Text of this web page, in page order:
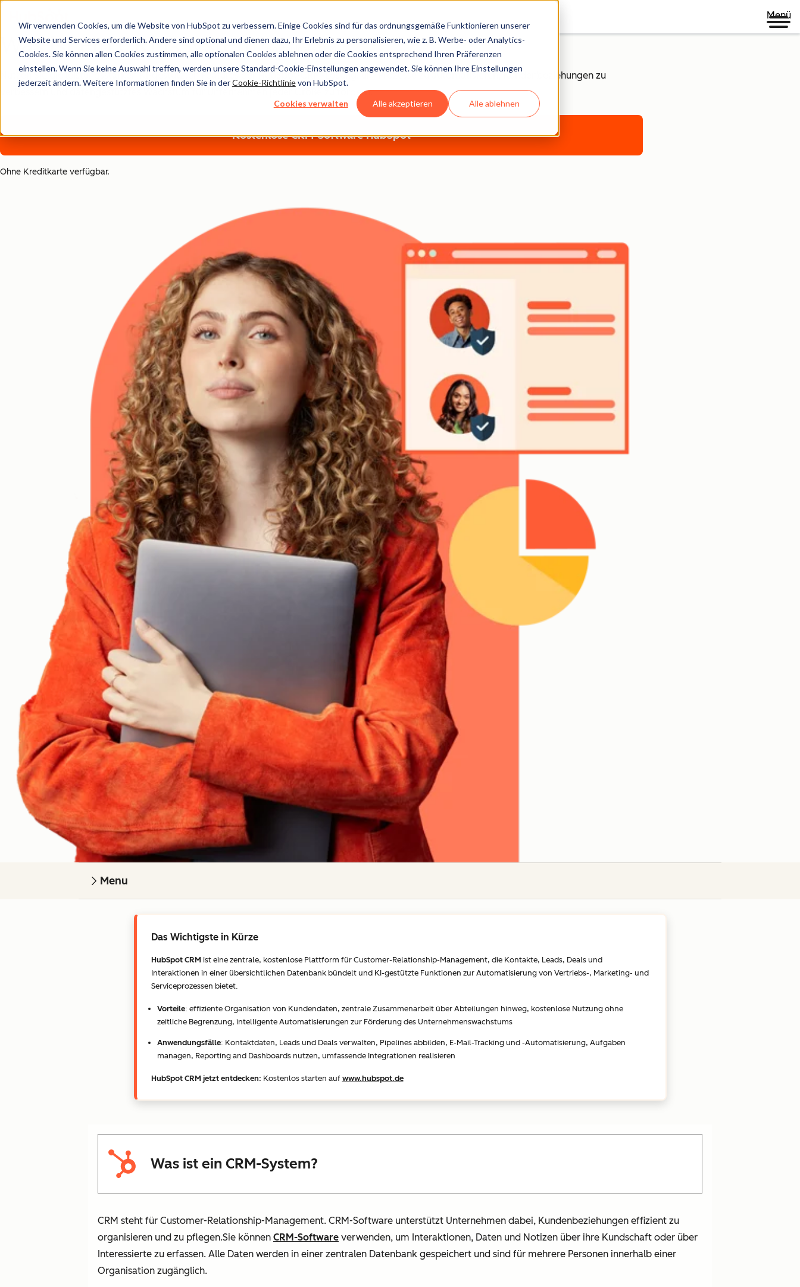
Wir verwenden Cookies, um die Website von HubSpot zu verbessern. Einige Cookies sind für das ordnungsgemäße Funktionieren unserer
Website und Services erforderlich. Andere sind optional und dienen dazu, Ihr Erlebnis zu personalisieren, wie z. B. Werbe- oder Analytics-
Cookies. Sie können allen Cookies zustimmen, alle optionalen Cookies ablehnen oder die Cookies entsprechend Ihren Präferenzen
einstellen. Wenn Sie keine Auswahl treffen, werden unsere Standard-Cookie-Einstellungen angewendet. Sie können Ihre Einstellungen
jederzeit ändern. Weitere Informationen finden Sie in derCookie-Richtlinievon HubSpot.
Cookies verwalten Alle akzeptieren Alle ablehnen
Menü
Kostenloses CRM
Was ist ein CRM-System?
Nutzen Sie die leistungsstarken KI-gestützten Features der HubSpot-CRM-Lösung, um Prozesse zu automatisieren, Kundenbeziehungen zu
verbessern und datengestütztes Wachstum für Unternehmen jeder Größe zu fördern.
Kostenlose CRM-SoftwareHubSpot
Ohne Kreditkarte verfügbar.
Menu
Das Wichtigste in Kürze
HubSpot CRMist eine zentrale, kostenlose Plattform für Customer-Relationship-Management, die Kontakte, Leads, Deals und
Interaktionen in einer übersichtlichen Datenbank bündelt und KI-gestützte Funktionen zur Automatisierung von Vertriebs-, Marketing- und
Serviceprozessen bietet.
Vorteile: effiziente Organisation von Kundendaten, zentrale Zusammenarbeit über Abteilungen hinweg, kostenlose Nutzung ohne
zeitliche Begrenzung, intelligente Automatisierungen zur Förderung des Unternehmenswachstums
Anwendungsfälle: Kontaktdaten, Leads und Deals verwalten, Pipelines abbilden, E-Mail-Tracking und -Automatisierung, Aufgaben
managen, Reporting and Dashboards nutzen, umfassende Integrationen realisieren
HubSpot CRM jetzt entdecken: Kostenlos starten auf www.hubspot.de
Was ist ein CRM-System?
CRM steht für Customer-Relationship-Management. CRM-Software unterstützt Unternehmen dabei, Kundenbeziehungen effizient zu
organisieren und zu pflegen.Sie können CRM-Software verwenden, um Interaktionen, Daten und Notizen über ihre Kundschaft oder über
Interessierte zu erfassen. Alle Daten werden in einer zentralen Datenbank gespeichert und sind für mehrere Personen innerhalb einer
Organisation zugänglich.